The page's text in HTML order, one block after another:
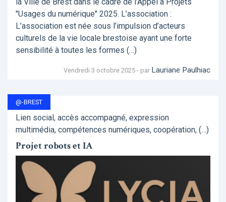
"Usages du numérique" 2025. L’association :
L’association est née sous l’impulsion d’acteurs
culturels de la vie locale brestoise ayant une forte
sensibilité à toutes les formes (…)
Vendredi 3 octobre 2025 - par Lauriane Paulhiac
@-BREST
Lien social, accès accompagné, expression
multimédia, compétences numériques, coopération, (…)
Projet robots et IA